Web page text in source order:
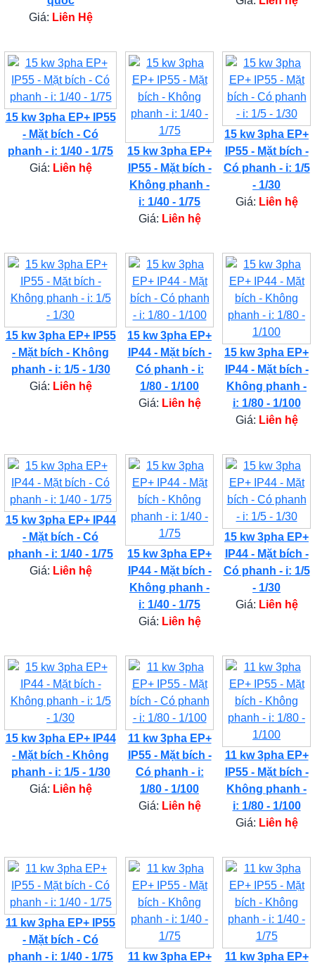
Giá: Liên Hệ
15 kw 3pha EP+ IP55
- Mặt bích - Có
phanh - i: 1/40 - 1/75
Giá: Liên hệ
15 kw 3pha EP+
IP55 - Mặt bích -
Không phanh -
i: 1/40 - 1/75
Giá: Liên hệ
15 kw 3pha EP+
IP55 - Mặt bích -
Có phanh - i: 1/5
- 1/30
Giá: Liên hệ
15 kw 3pha EP+ IP55
- Mặt bích - Không
phanh - i: 1/5 - 1/30
Giá: Liên hệ
15 kw 3pha EP+
IP44 - Mặt bích -
Có phanh - i:
1/80 - 1/100
Giá: Liên hệ
15 kw 3pha EP+
IP44 - Mặt bích -
Không phanh -
i: 1/80 - 1/100
Giá: Liên hệ
15 kw 3pha EP+ IP44
- Mặt bích - Có
phanh - i: 1/40 - 1/75
Giá: Liên hệ
15 kw 3pha EP+
IP44 - Mặt bích -
Không phanh -
i: 1/40 - 1/75
Giá: Liên hệ
15 kw 3pha EP+
IP44 - Mặt bích -
Có phanh - i: 1/5
- 1/30
Giá: Liên hệ
15 kw 3pha EP+ IP44
- Mặt bích - Không
phanh - i: 1/5 - 1/30
Giá: Liên hệ
11 kw 3pha EP+
IP55 - Mặt bích -
Có phanh - i:
1/80 - 1/100
Giá: Liên hệ
11 kw 3pha EP+
IP55 - Mặt bích -
Không phanh -
i: 1/80 - 1/100
Giá: Liên hệ
11 kw 3pha EP+ IP55
- Mặt bích - Có
phanh - i: 1/40 - 1/75
11 kw 3pha EP+
11 kw 3pha EP+